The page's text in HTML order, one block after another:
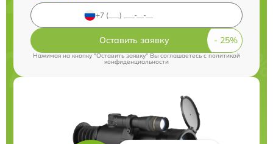
Оставить заявку
Нажимая на кнопку "Оставить заявку" Вы соглашаетесь cполитикой
конфиденциальности